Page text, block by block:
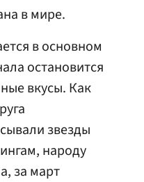
в мире.
в основном
остановится
вкусы. Как
звезды
народу
за март